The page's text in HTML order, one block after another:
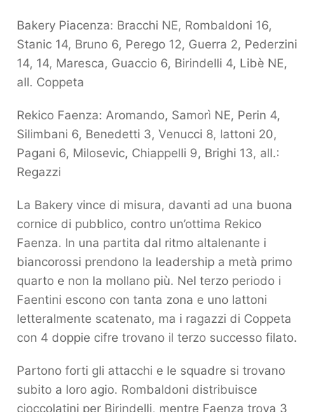
Bakery Piacenza: Bracchi NE, Rombaldoni 16,
Stanic 14, Bruno 6, Perego 12, Guerra 2, Pederzini
14, 14, Maresca, Guaccio 6, Birindelli 4, Libè NE,
all. Coppeta
Rekico Faenza: Aromando, Samorì NE, Perin 4,
Silimbani 6, Benedetti 3, Venucci 8, Iattoni 20,
Pagani 6, Milosevic, Chiappelli 9, Brighi 13, all.:
Regazzi
La Bakery vince di misura, davanti ad una buona
cornice di pubblico, contro un’ottima Rekico
Faenza. In una partita dal ritmo altalenante i
biancorossi prendono la leadership a metà primo
quarto e non la mollano più. Nel terzo periodo i
Faentini escono con tanta zona e uno Iattoni
letteralmente scatenato, ma i ragazzi di Coppeta
con 4 doppie cifre trovano il terzo successo filato.
Partono forti gli attacchi e le squadre si trovano
subito a loro agio. Rombaldoni distribuisce
cioccolatini per Birindelli, mentre Faenza trova 3